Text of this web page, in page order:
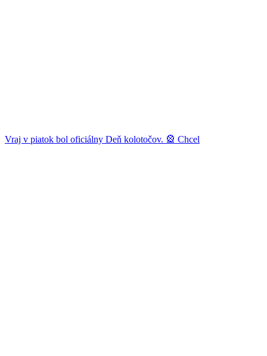
Vraj v piatok bol oficiálny Deň kolotočov. 🎡 Chcel